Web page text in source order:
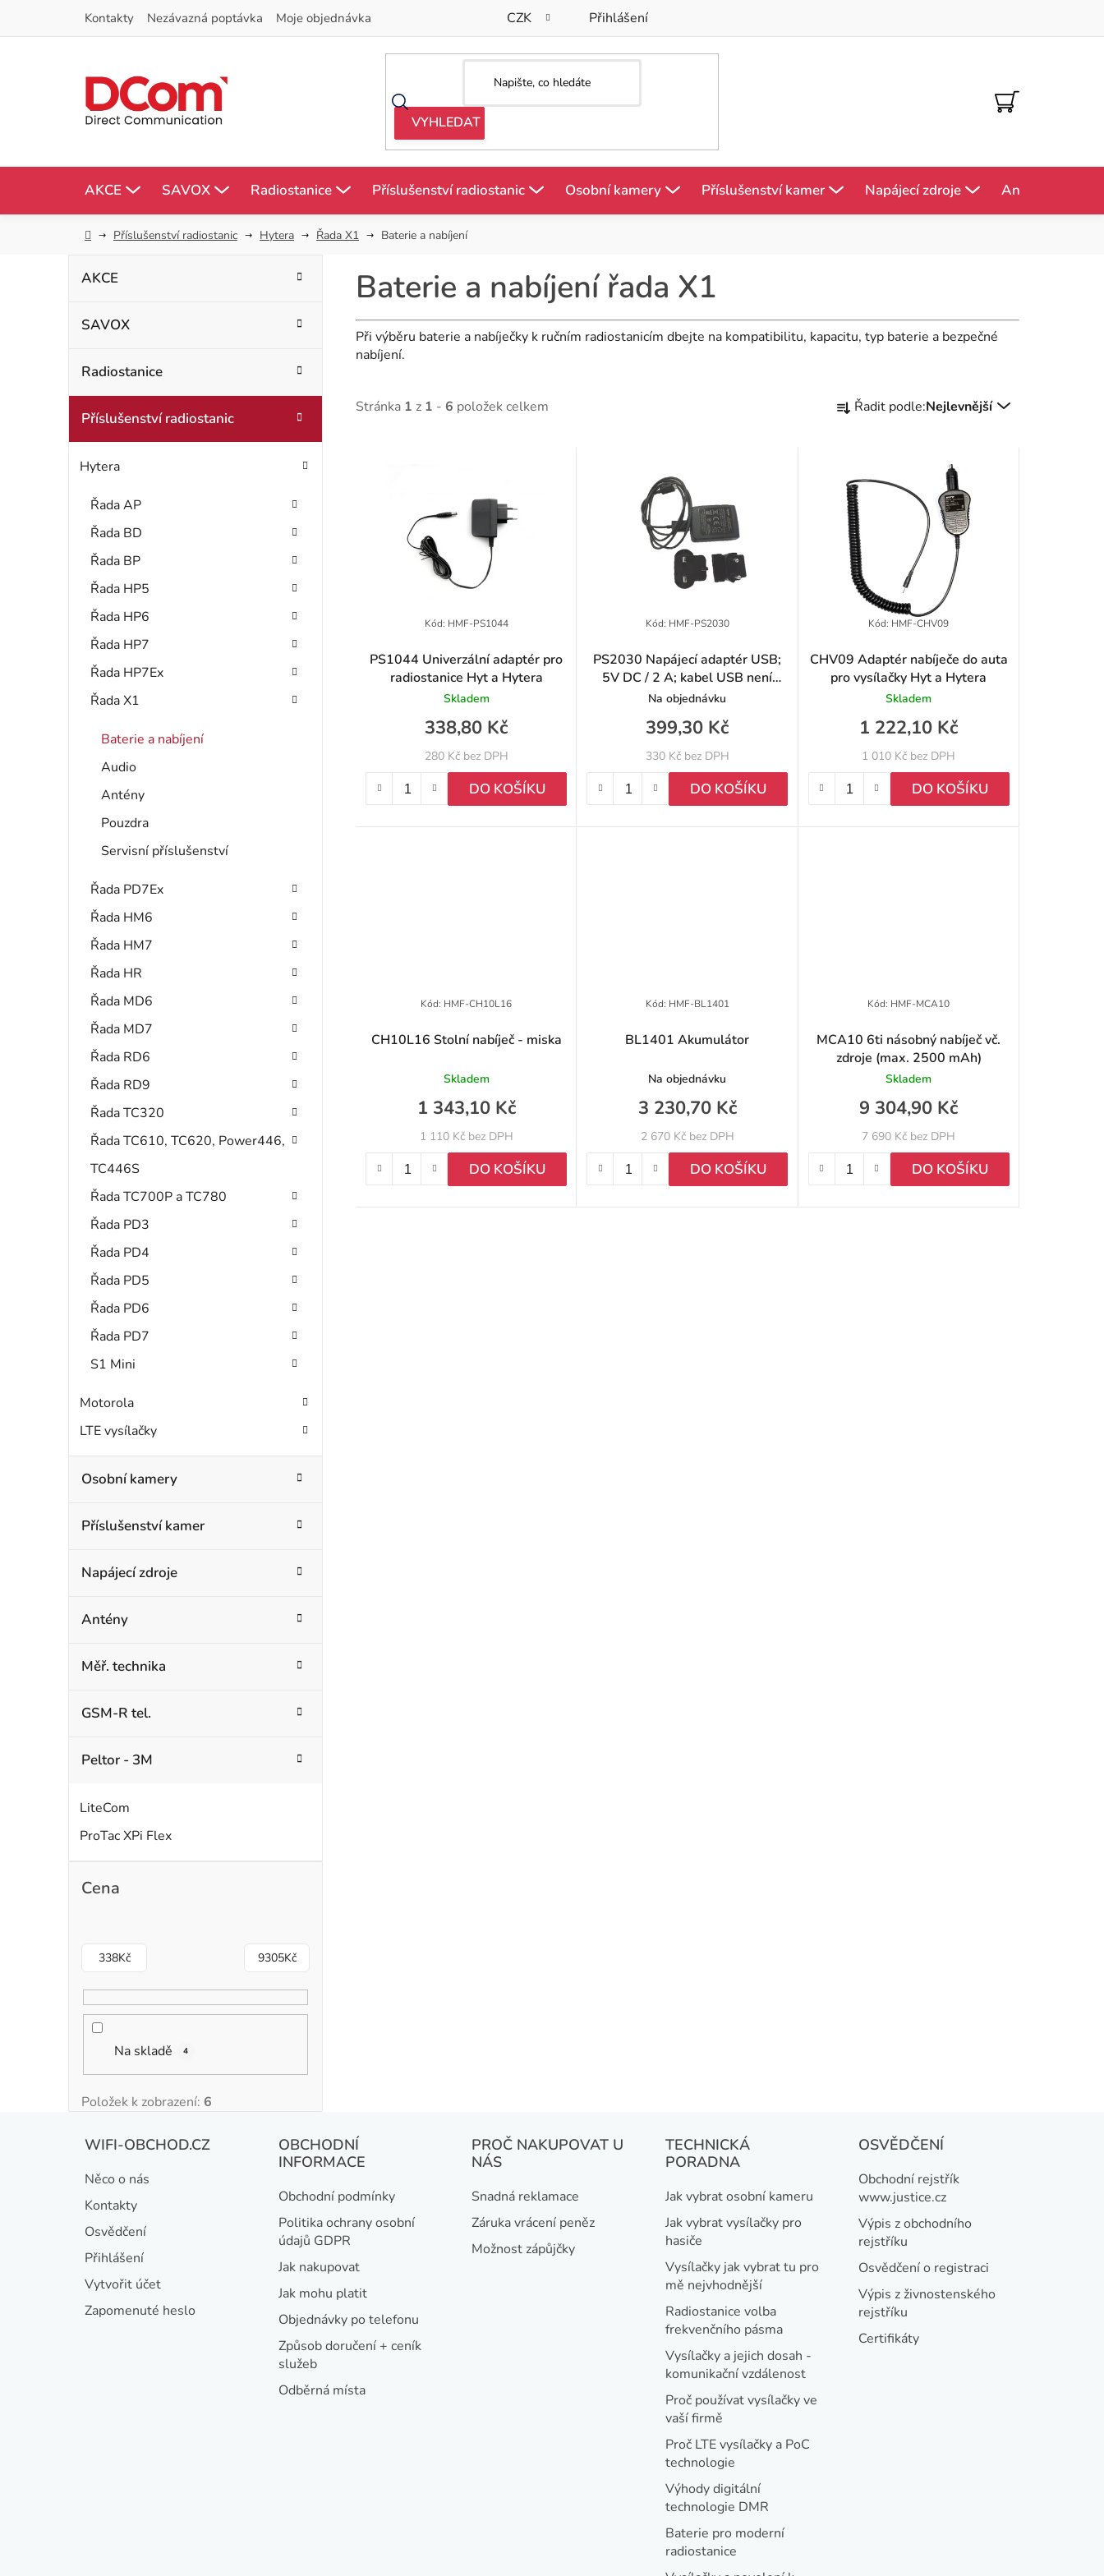
Kontakty Nezávazná poptávka Moje objednávka CZK Přihlášení
NÁKUPNÍ
KOŠÍK
AKCE SAVOX Radiostanice Příslušenství radiostanic Osobní kamery Příslušenství kamer Napájecí zdroje Antény
DomůPříslušenství radiostanic Hytera Řada X1 Baterie a nabíjení
P
r
a
n
kategorie
r
e
AKCE
SAVOX
Radiostanice
Příslušenství radiostanic
Hytera
Řada AP
Řada BD
Řada BP
Řada HP5
Řada HP6
Řada HP7
Řada HP7Ex
Řada X1
Baterie a nabíjení
Audio
Antény
Pouzdra
Servisní příslušenství
Řada PD7Ex
Řada HM6
Řada HM7
Řada HR
Řada MD6
Řada MD7
Řada RD6
Řada RD9
Řada TC320
Řada TC610, TC620, Power446,
TC446S
Řada TC700P a TC780
Řada PD3
Řada PD4
Řada PD5
Řada PD6
Řada PD7
S1 Mini
Motorola
LTE vysílačky
Osobní kamery
Příslušenství kamer
Napájecí zdroje
Antény
Měř. technika
GSM-R tel.
Peltor - 3M
LiteCom
ProTac XPi Flex
Cena
338Kč 9305Kč
Na skladě 4
Položek k zobrazení: 6
Baterie a nabíjení řada X1
Při výběru baterie a nabíječky k ručním radiostanicím dbejte na kompatibilitu, kapacitu, typ baterie a bezpečné
nabíjení.
Stránka 1 z 1 - 6 položek celkem
Ř
e
n
o
d
t
ů
Řadit podle:Nejlevnější
t
PS1044 Univerzální adaptér pro
radiostanice Hyt a Hytera
Skladem
280 Kč bez DPH
338,80 Kč
DO KOŠÍKU
Kód: HMF-PS1044
PS2030 Napájecí adaptér USB;
5V DC / 2 A; kabel USB není
součástí balení
Na objednávku
330 Kč bez DPH
399,30 Kč
DO KOŠÍKU
Kód: HMF-PS2030
CHV09 Adaptér nabíječe do auta
pro vysílačky Hyt a Hytera
Skladem
1 010 Kč bez DPH
1 222,10 Kč
DO KOŠÍKU
Kód: HMF-CHV09
CH10L16 Stolní nabíječ - miska
Skladem
1 110 Kč bez DPH
1 343,10 Kč
DO KOŠÍKU
Kód: HMF-CH10L16
BL1401 Akumulátor
Na objednávku
2 670 Kč bez DPH
3 230,70 Kč
DO KOŠÍKU
Kód: HMF-BL1401
MCA10 6ti násobný nabíječ vč.
zdroje (max. 2500 mAh)
Skladem
7 690 Kč bez DPH
9 304,90 Kč
DO KOŠÍKU
Kód: HMF-MCA10
WIFI-OBCHOD.CZ
Něco o nás
Kontakty
Osvědčení
Přihlášení
Vytvořit účet
Zapomenuté heslo
OBCHODNÍ
INFORMACE
Obchodní podmínky
Politika ochrany osobní
údajů GDPR
Jak nakupovat
Jak mohu platit
Objednávky po telefonu
Způsob doručení + ceník
služeb
Odběrná místa
PROČ NAKUPOVAT U
NÁS
Snadná reklamace
Záruka vrácení peněz
Možnost zápůjčky
TECHNICKÁ
PORADNA
Jak vybrat osobní kameru
Jak vybrat vysílačky pro
hasiče
Vysílačky jak vybrat tu pro
mě nejvhodnější
Radiostanice volba
frekvenčního pásma
Vysílačky a jejich dosah -
komunikační vzdálenost
Proč používat vysílačky ve
vaší firmě
Proč LTE vysílačky a PoC
technologie
Výhody digitální
technologie DMR
Baterie pro moderní
radiostanice
OSVĚDČENÍ
Obchodní rejstřík
www.justice.cz
Výpis z obchodního
rejstříku
Osvědčení o registraci
Výpis z živnostenského
rejstříku
Certifikáty